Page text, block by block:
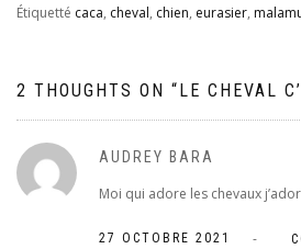
Étiquetté caca, cheval, chien, eurasier,
2 THOUGHTS ON “LE CHEVAL
AUDREY BARA
Moi qui adore les chevaux
27 OCTOBRE 2021 -